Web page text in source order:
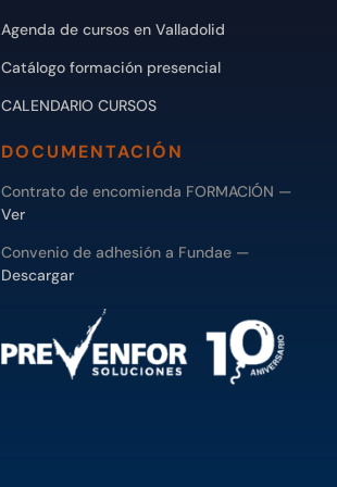
Agenda de cursos en Valladolid
Catálogo formación presencial
CALENDARIO CURSOS
DOCUMENTACIÓN
Contrato de encomienda FORMACIÓN —
Ver
Convenio de adhesión a Fundae —
Descargar